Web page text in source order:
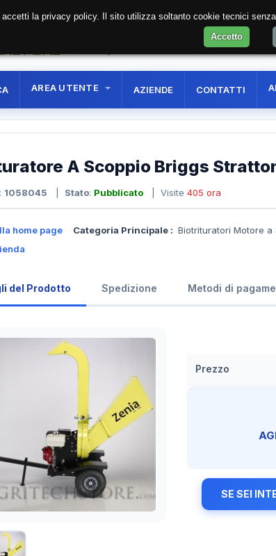
AREA UTENTE AZIENDE CONTATTI
A Scoppio Briggs
1058045 Stato: Pubblicato | Visite 405 ora
home page
Categoria Principale : Biotrituratori Motore a
del Prodotto Spedizione Metodi di
Prezzo
SE SEI
la privacy policy. Il sito utilizza soltanto cookie tecnici
Accetto